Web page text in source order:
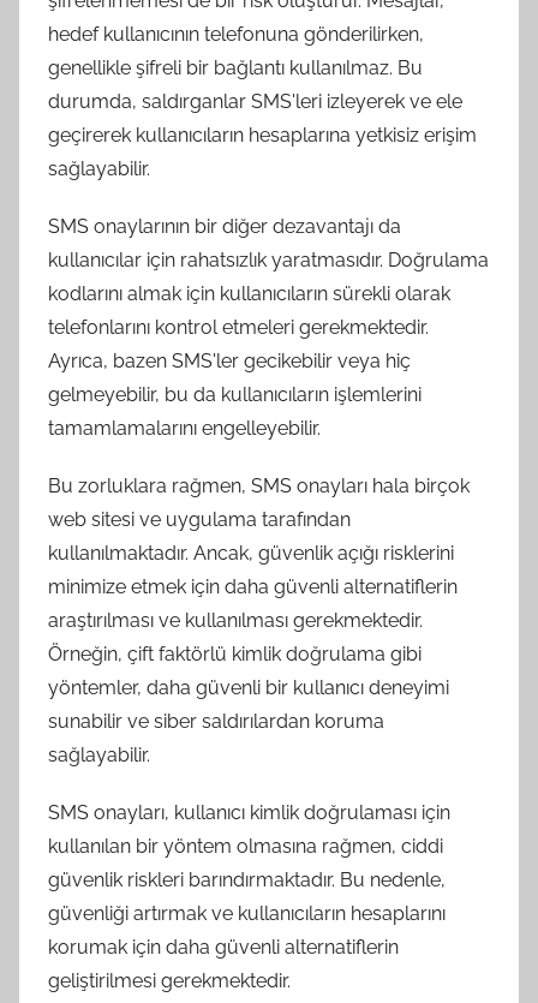
hedef kullanıcının telefonuna gönderilirken,
genellikle şifreli bir bağlantı kullanılmaz. Bu
durumda, saldırganlar SMS'leri izleyerek ve ele
geçirerek kullanıcıların hesaplarına yetkisiz erişim
sağlayabilir.
SMS onaylarının bir diğer dezavantajı da
kullanıcılar için rahatsızlık yaratmasıdır. Doğrulama
kodlarını almak için kullanıcıların sürekli olarak
telefonlarını kontrol etmeleri gerekmektedir.
Ayrıca, bazen SMS'ler gecikebilir veya hiç
gelmeyebilir, bu da kullanıcıların işlemlerini
tamamlamalarını engelleyebilir.
Bu zorluklara rağmen, SMS onayları hala birçok
web sitesi ve uygulama tarafından
kullanılmaktadır. Ancak, güvenlik açığı risklerini
minimize etmek için daha güvenli alternatiflerin
araştırılması ve kullanılması gerekmektedir.
Örneğin, çift faktörlü kimlik doğrulama gibi
yöntemler, daha güvenli bir kullanıcı deneyimi
sunabilir ve siber saldırılardan koruma
sağlayabilir.
SMS onayları, kullanıcı kimlik doğrulaması için
kullanılan bir yöntem olmasına rağmen, ciddi
güvenlik riskleri barındırmaktadır. Bu nedenle,
güvenliği artırmak ve kullanıcıların hesaplarını
korumak için daha güvenli alternatiflerin
geliştirilmesi gerekmektedir.